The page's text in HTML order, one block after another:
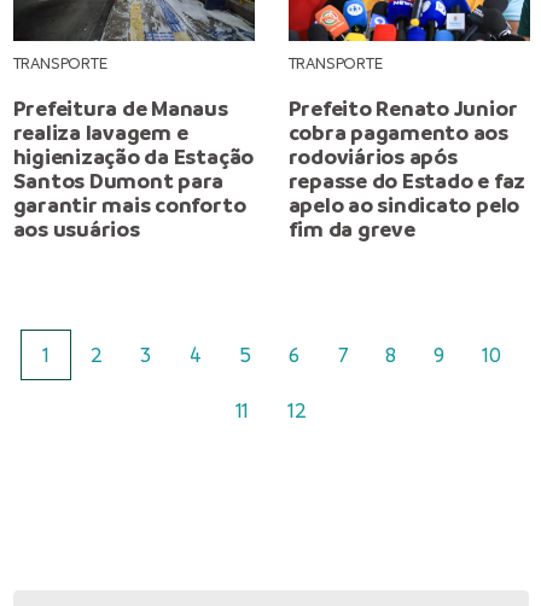
TRANSPORTE
Prefeitura de Manaus
realiza lavagem e
higienização da Estação
Santos Dumont para
garantir mais conforto
aos usuários
TRANSPORTE
Prefeito Renato Junior
cobra pagamento aos
rodoviários após
repasse do Estado e faz
apelo ao sindicato pelo
fim da greve
1 2 3 4 5 6 7 8 9 10
11 12